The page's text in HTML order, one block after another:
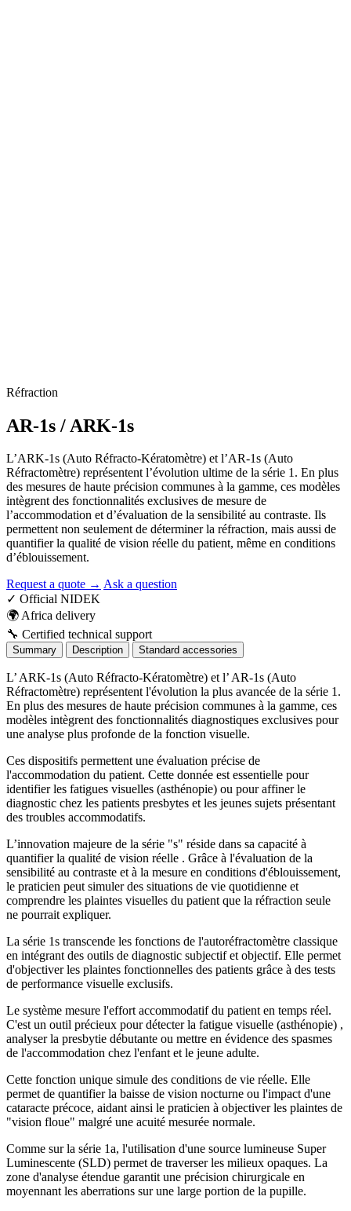
Réfraction
AR-1s / ARK-1s
L’ARK-1s (Auto Réfracto-Kératomètre) et l’AR-1s (Auto
Réfractomètre) représentent l’évolution ultime de la série 1. En plus
des mesures de haute précision communes à la gamme, ces modèles
intègrent des fonctionnalités exclusives de mesure de
l’accommodation et d’évaluation de la sensibilité au contraste. Ils
permettent non seulement de déterminer la réfraction, mais aussi de
quantifier la qualité de vision réelle du patient, même en conditions
d’éblouissement.
Request a quote → Ask a question
✓ Official NIDEK
🌍Africa delivery
🔧 Certified technical support
Summary Description Standard accessories
L’ ARK-1s (Auto Réfracto-Kératomètre) et l’ AR-1s (Auto
Réfractomètre) représentent l'évolution la plus avancée de la série 1.
En plus des mesures de haute précision communes à la gamme, ces
modèles intègrent des fonctionnalités diagnostiques exclusives pour
une analyse plus profonde de la fonction visuelle.
Ces dispositifs permettent une évaluation précise de
l'accommodation du patient. Cette donnée est essentielle pour
identifier les fatigues visuelles (asthénopie) ou pour affiner le
diagnostic chez les patients presbytes et les jeunes sujets présentant
des troubles accommodatifs.
L’innovation majeure de la série "s" réside dans sa capacité à
quantifier la qualité de vision réelle . Grâce à l'évaluation de la
sensibilité au contraste et à la mesure en conditions d'éblouissement,
le praticien peut simuler des situations de vie quotidienne et
comprendre les plaintes visuelles du patient que la réfraction seule
ne pourrait expliquer.
La série 1s transcende les fonctions de l'autoréfractomètre classique
en intégrant des outils de diagnostic subjectif et objectif. Elle permet
d'objectiver les plaintes fonctionnelles des patients grâce à des tests
de performance visuelle exclusifs.
Le système mesure l'effort accommodatif du patient en temps réel.
C'est un outil précieux pour détecter la fatigue visuelle (asthénopie) ,
analyser la presbytie débutante ou mettre en évidence des spasmes
de l'accommodation chez l'enfant et le jeune adulte.
Cette fonction unique simule des conditions de vie réelle. Elle
permet de quantifier la baisse de vision nocturne ou l'impact d'une
cataracte précoce, aidant ainsi le praticien à objectiver les plaintes de
"vision floue" malgré une acuité mesurée normale.
Comme sur la série 1a, l'utilisation d'une source lumineuse Super
Luminescente (SLD) permet de traverser les milieux opaques. La
zone d'analyse étendue garantit une précision chirurgicale en
moyennant les aberrations sur une large portion de la pupille.